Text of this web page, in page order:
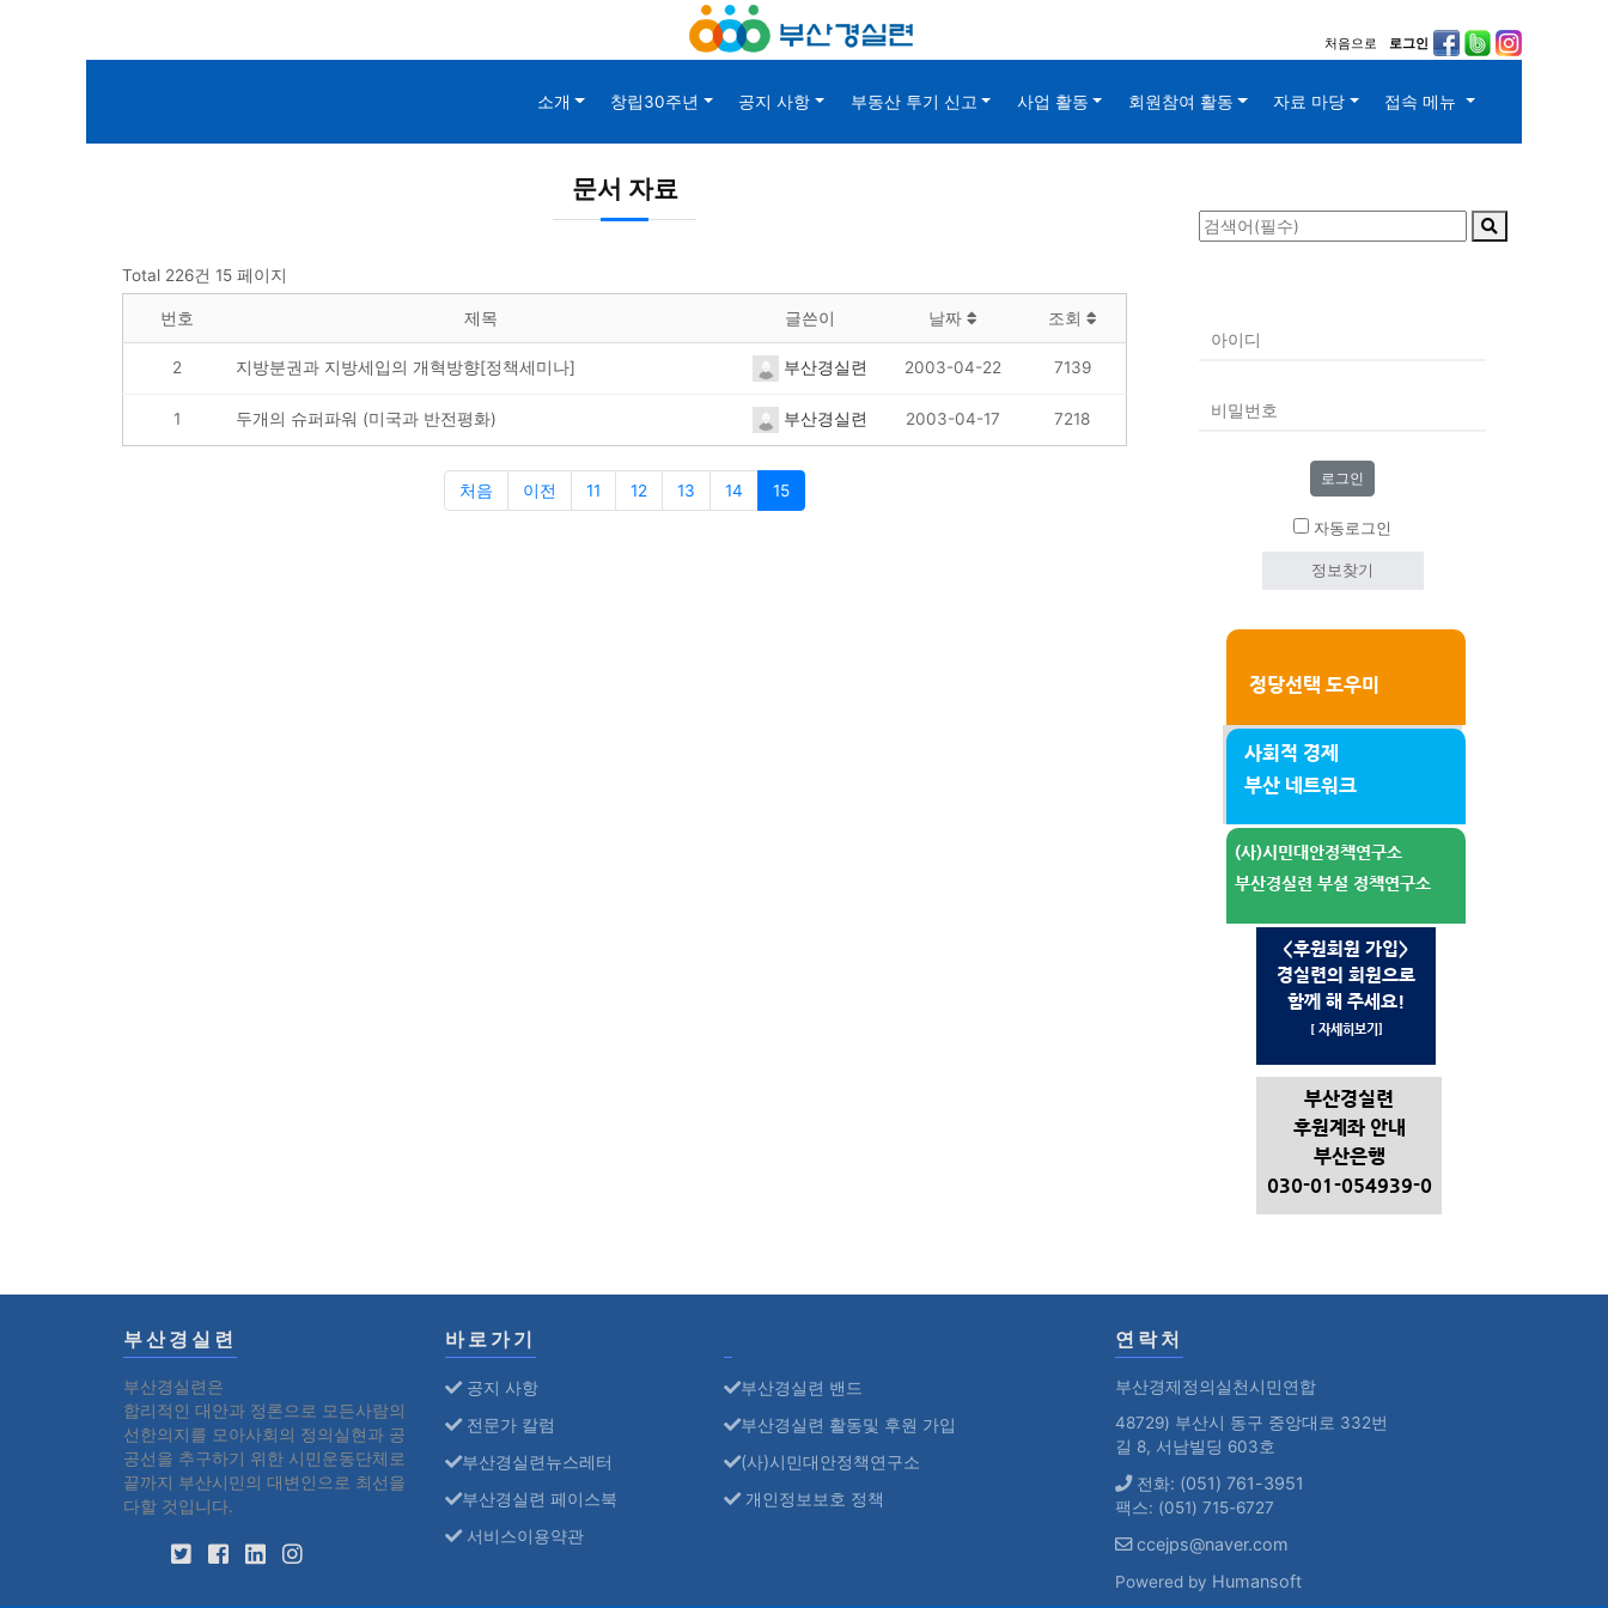
처음으로 로그인
소개 창립30주년 공지 사항 부동산 투기 신고 사업 활동 회원참여 활동 자료 마당 접속 메뉴
자동로그인
정보찾기
정당선택 도우미
사회적 경제
부산 네트워크
(사)시민대안정책연구소
부산경실련 부설 정책연구소
<후원회원 가입>
경실련의 회원으로
함께 해 주세요!
[ 자세히보기]
부산경실련
후원계좌 안내
부산은행
030-01-054939-0
문서 자료
Total 226건 15 페이지
번호 제목 글쓴이 날짜 조회
2 지방분권과 지방세입의 개혁방향[정책세미나] 부산경실련 2003-04-22 7139
1 두개의 슈퍼파워 (미국과 반전평화) 부산경실련 2003-04-17 7218
처음 이전 11 12 13 14 15
부산경실련
부산경실련은
합리적인 대안과 정론으로 모든사람의
선한의지를 모아사회의 정의실현과 공
공선을 추구하기 위한 시민운동단체로
끝까지 부산시민의 대변인으로 최선을
다할 것입니다.
바로가기
공지 사항
전문가 칼럼
부산경실련뉴스레터
부산경실련 페이스북
서비스이용약관
부산경실련 밴드
부산경실련 활동및 후원 가입
(사)시민대안정책연구소
개인정보보호 정책
연락처
부산경제정의실천시민연합
48729) 부산시 동구 중앙대로 332번
길 8, 서남빌딩 603호
전화: (051) 761-3951
팩스: (051) 715-6727
ccejps@naver.com
Powered by Humansoft